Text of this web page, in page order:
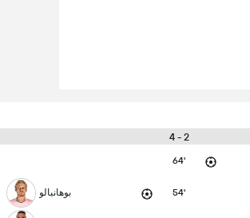
2 - 4
64'
54' بوهانبالو